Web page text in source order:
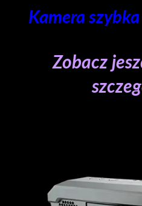
Kamera
Zobacz